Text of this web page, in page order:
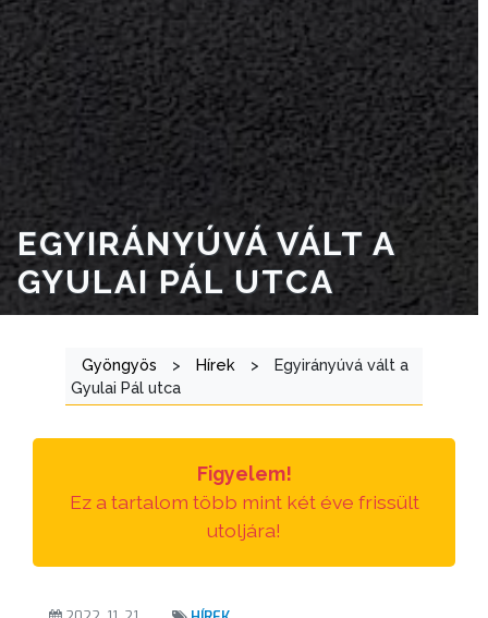
TESTÜLET
A
VÁROSRENDÉSZET
TÁJÉKOZTATÓK
ÁTLÁTHATÓSÁG
AZ
ÖNKORMÁNYZATI
CÉGEK
INTÉZMÉNYEK
ÜGYINTÉZÉS
TESTÜLETI
EGYIRÁNYÚVÁ VÁLT A
GYULAI PÁL UTCA
Gyöngyös > Hírek >
Egyirányúvá vált a
Gyulai Pál utca
Figyelem!
Ez a tartalom több mint két éve frissült
utoljára!